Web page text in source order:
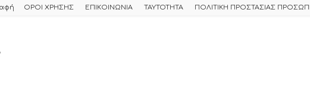
ΟΡΟΙ ΧΡΗΣΗΣ ΕΠΙΚΟΙΝΩΝΙΑ ΤΑΥΤΟΤΗΤΑ ΠΟΛΙΤΙΚΗ ΠΡΟΣΤΑΣΙΑΣ